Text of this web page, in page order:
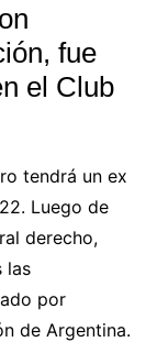
fue
el Club
tendrá un ex
Luego de
derecho,
las
por
de Argentina.